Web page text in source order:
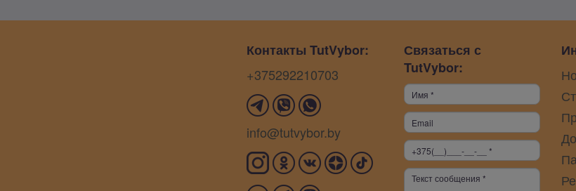
Контакты TutVybor:
+375292210703
info@tutvybor.by
Связаться с
TutVybor: